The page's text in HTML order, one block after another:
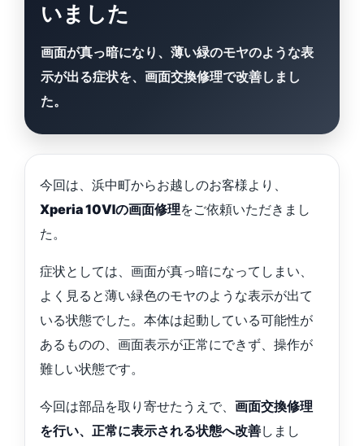
いました
画面が真っ暗になり、薄い緑のモヤのような表
示が出る症状を、画面交換修理で改善しまし
た。
今回は、浜中町からお越しのお客様より、
Xperia 10Ⅵの画面修理をご依頼いただきまし
た。
症状としては、画面が真っ暗になってしまい、
よく見ると薄い緑色のモヤのような表示が出て
いる状態でした。本体は起動している可能性が
あるものの、画面表示が正常にできず、操作が
難しい状態です。
今回は部品を取り寄せたうえで、 画面交換修理
を行い、正常に表示される状態へ改善しまし